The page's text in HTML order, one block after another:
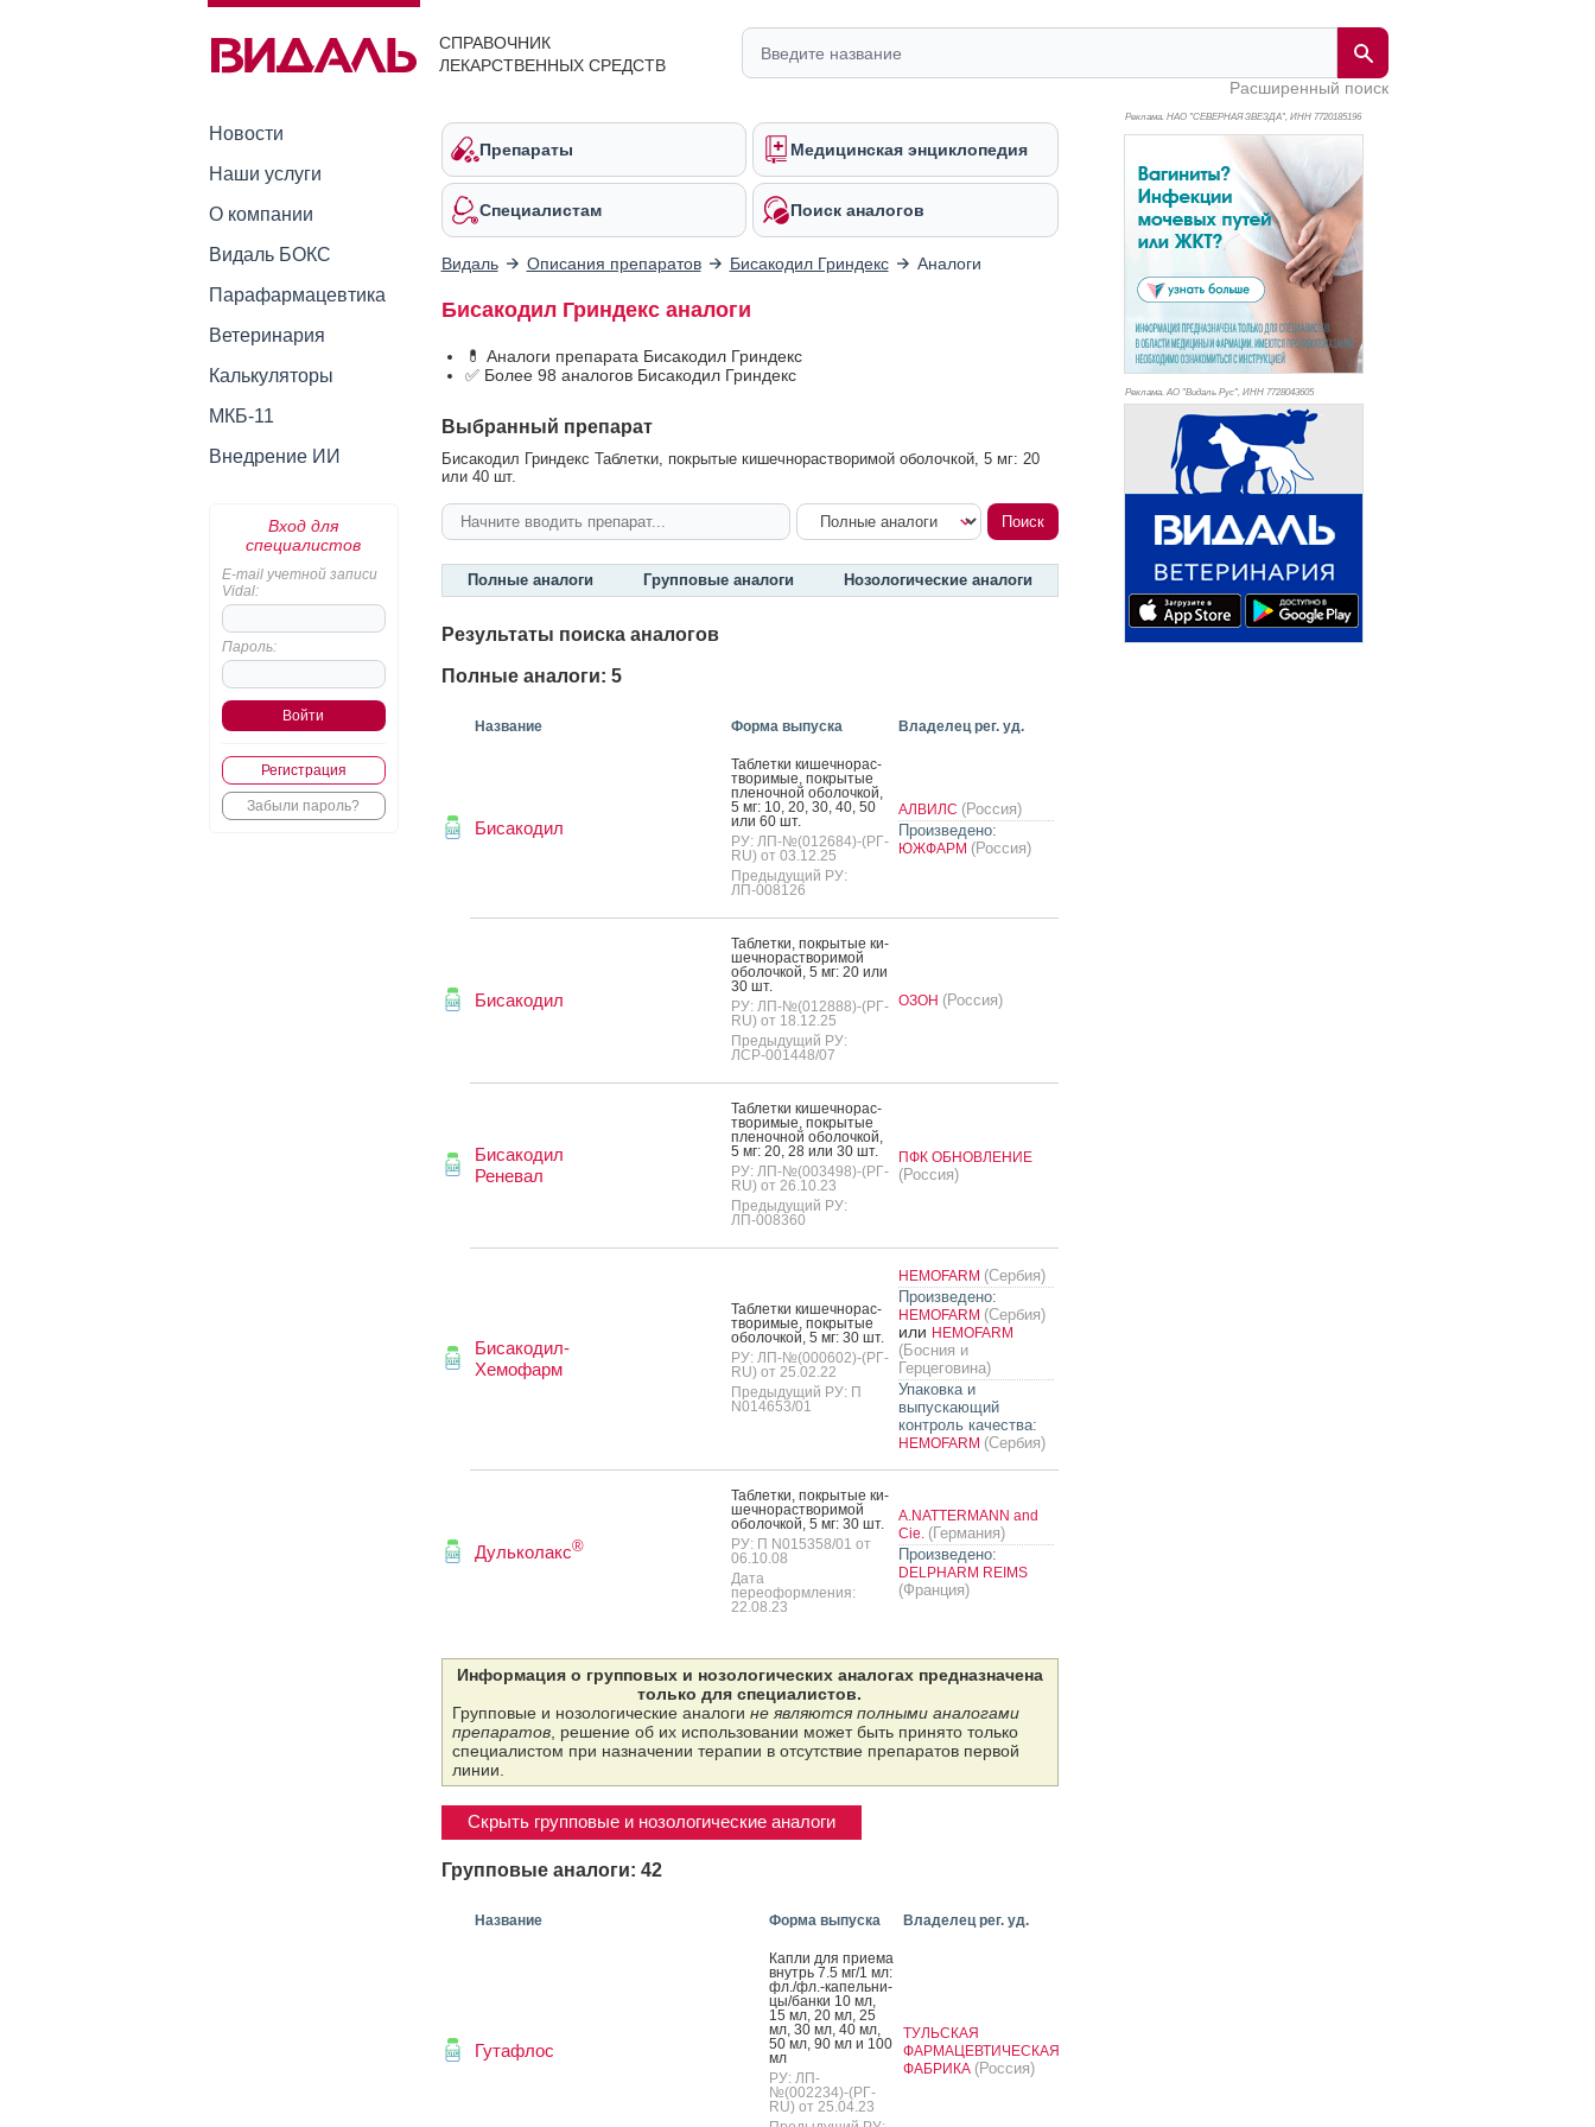
СПРАВОЧНИК
ЛЕКАРСТВЕННЫХ СРЕДСТВ
Расширенный поиск
Новости
Наши услуги
О компании
Видаль БОКС
Парафармацевтика
Ветеринария
Калькуляторы
МКБ-11
Внедрение ИИ
Вход для
специалистов
E-mail учетной записи
Vidal:
Пароль:
Регистрация
Забыли пароль?
Препараты Медицинская энциклопедия
Специалистам Поиск аналогов
Видаль Описания препаратов Бисакодил Гриндекс Аналоги
Бисакодил Гриндекс аналоги
💊 Аналоги препарата Бисакодил Гриндекс
✅ Более 98 аналогов Бисакодил Гриндекс
Выбранный препарат
Бисакодил Гриндекс Таблетки, покрытые кишечнорастворимой оболочкой, 5 мг: 20
или 40 шт.
Полные аналоги Групповые аналоги Нозологические аналоги
Результаты поиска аналогов
Полные аналоги: 5
Название Форма выпуска Владелец рег. уд.
Бисакодил
Таб­летки ки­шеч­но­рас­
тво­римые, пок­ры­тые
пле­ноч­ной обо­лоч­кой,
5 мг: 10, 20, 30, 40, 50
или 60 шт.
РУ: ЛП-№(012684)-(РГ-
RU) от 03.12.25
Предыдущий РУ:
ЛП-008126
АЛВИЛС (Россия)
Произведено:
ЮЖФАРМ (Россия)
Бисакодил
Таб­летки, пок­ры­тые ки­
шеч­но­рас­тво­римой
обо­лоч­кой, 5 мг: 20 или
30 шт.
РУ: ЛП-№(012888)-(РГ-
RU) от 18.12.25
Предыдущий РУ:
ЛСР-001448/07
ОЗОН (Россия)
Бисакодил
Реневал
Таб­летки ки­шеч­но­рас­
тво­римые, пок­ры­тые
пле­ноч­ной обо­лоч­кой,
5 мг: 20, 28 или 30 шт.
РУ: ЛП-№(003498)-(РГ-
RU) от 26.10.23
Предыдущий РУ:
ЛП-008360
ПФК ОБНОВЛЕНИЕ
(Россия)
Бисакодил-
Хемофарм
Таб­летки ки­шеч­но­рас­
тво­римые, пок­ры­тые
обо­лоч­кой, 5 мг: 30 шт.
РУ: ЛП-№(000602)-(РГ-
RU) от 25.02.22
Предыдущий РУ: П
N014653/01
HEMOFARM (Сербия)
Произведено:
HEMOFARM (Сербия)
или HEMOFARM
(Босния и
Герцеговина)
Упаковка и
выпускающий
контроль качества:
HEMOFARM (Сербия)
Дульколакс®
Таб­летки, пок­ры­тые ки­
шеч­но­рас­тво­римой
обо­лоч­кой, 5 мг: 30 шт.
РУ: П N015358/01 от
06.10.08
Дата
переоформления:
22.08.23
A.NATTERMANN and
Cie. (Германия)
Произведено:
DELPHARM REIMS
(Франция)
Информация о групповых и нозологических аналогах предназначена
только для специалистов.
Групповые и нозологические аналоги не являются полными аналогами
препаратов, решение об их использовании может быть принято только
специалистом при назначении терапии в отсутствие препаратов первой
линии.
Скрыть групповые и нозологические аналоги
Групповые аналоги: 42
Название Форма выпуска Владелец рег. уд.
Гутафлос
Кап­ли для при­ема
внутрь 7.5 мг/1 мл:
фл./фл.-ка­пель­ни­
цы/бан­ки 10 мл,
15 мл, 20 мл, 25
мл, 30 мл, 40 мл,
50 мл, 90 мл и 100
мл
РУ: ЛП-
№(002234)-(РГ-
RU) от 25.04.23
ТУЛЬСКАЯ
ФАРМАЦЕВТИЧЕСКАЯ
ФАБРИКА (Россия)
Реклама. НАО "СЕВЕРНАЯ ЗВЕЗДА", ИНН 7720185196
Реклама. АО "Видаль Рус", ИНН 7728043605